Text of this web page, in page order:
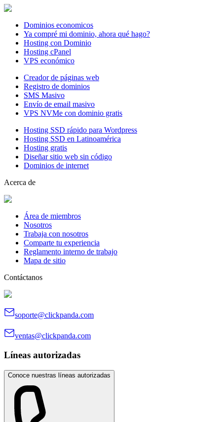
Dominios economicos
Ya compré mi dominio, ahora qué hago?
Hosting con Dominio
Hosting cPanel
VPS económico
Creador de páginas web
Registro de dominios
SMS Masivo
Envío de email masivo
VPS NVMe con dominio gratis
Hosting SSD rápido para Wordpress
Hosting SSD en Latinoamérica
Hosting gratis
Diseñar sitio web sin código
Dominios de internet
Acerca de
Área de miembros
Nosotros
Trabaja con nosotros
Comparte tu experiencia
Reglamento interno de trabajo
Mapa de sitio
Contáctanos
soporte@clickpanda.com
ventas@clickpanda.com
Líneas autorizadas
Conoce nuestras líneas autorizadas